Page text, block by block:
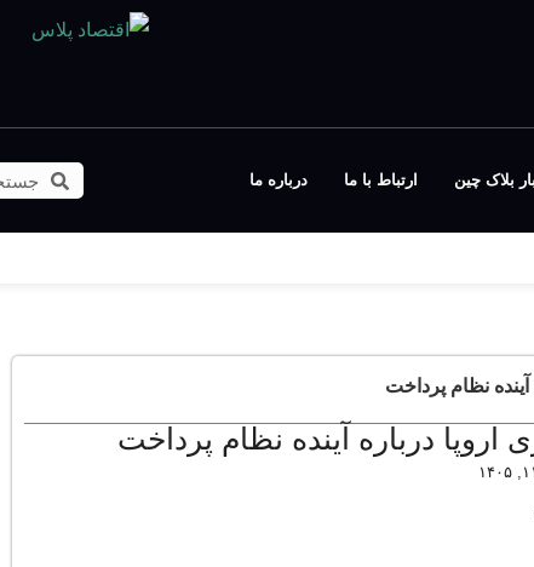
بلاک چین ارتباط با ما درباره ما
آینده نظام پرداخت
اروپا درباره آینده نظام پرداخت